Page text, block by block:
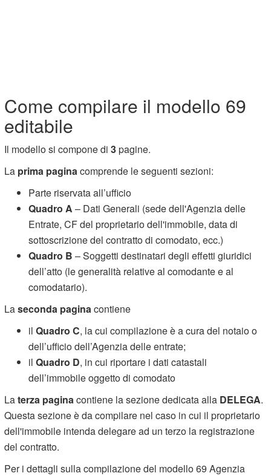
Come compilare il modello 69
editabile
Il modello si compone di3pagine.
La prima pagina comprende le seguenti sezioni:
Parte riservata all’ufficio
Quadro A – Dati Generali (sede dell'Agenzia delle
Entrate, CF del proprietario dell'immobile, data di
sottoscrizione del contratto di comodato, ecc.)
Quadro B – Soggetti destinatari degli effetti giuridici
dell’atto (le generalità relative al comodante e al
comodatario).
Laseconda pagina contiene
ilQuadro C, la cui compilazione è a cura del notaio o
dell’ufficio dell’Agenzia delle entrate;
ilQuadro D, in cui riportare i dati catastali
dell’immobile oggetto di comodato
Laterza pagina contiene la sezione dedicata alla DELEGA.
Questa sezione è da compilare nel caso in cui il proprietario
dell'immobile intenda delegare ad un terzo la registrazione
del contratto.
Per i dettagli sulla compilazione del modello 69 Agenzia